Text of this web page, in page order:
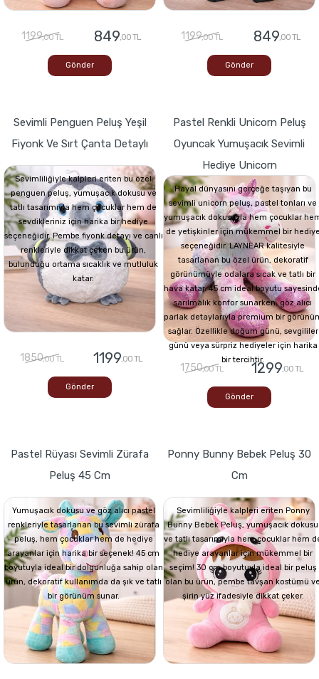
1199,00 TL 849,00 TL
Gönder
1199,00 TL 849,00 TL
Gönder
Sevimli Penguen Peluş Yeşil
Fiyonk Ve Sırt Çanta Detaylı
Sevimliliğiyle kalpleri eriten bu özel
penguen peluş, yumuşacık dokusu ve
tatlı tasarımıyla hem çocuklar hem de
sevdikleriniz için harika bir hediye
seçeneğidir. Pembe fiyonk detayı ve canlı
renkleriyle dikkat çeken bu ürün,
bulunduğu ortama sıcaklık ve mutluluk
katar.
1850,00 TL 1199,00 TL
Gönder
Pastel Renkli Unicorn Peluş
Oyuncak Yumuşacık Sevimli
Hediye Unicorn
Hayal dünyasını gerçeğe taşıyan bu
sevimli unicorn peluş, pastel tonları ve
yumuşacık dokusuyla hem çocuklar
de yetişkinler için mükemmel bir
seçeneğidir. LAYNEAR kalitesiyle
tasarlanan bu özel ürün, dekoratif
görünümüyle odalara sıcak ve tatlı bir
hava katar. 45 cm ideal boyutu
sarılmalık konfor sunarken, göz alıcı
parlak detaylarıyla premium bir
sağlar. Özellikle doğum günü, sevgililer
günü veya sürpriz hediyeler için harika
bir tercihtir.
1750,00 TL 1299,00 TL
Gönder
Pastel Rüyası Sevimli Zürafa
Peluş 45 Cm
Yumuşacık dokusu ve göz alıcı pastel
renkleriyle tasarlanan bu sevimli zürafa
peluş, hem çocuklar hem de hediye
arayanlar için harika bir seçenek! 45 cm
boyutuyla ideal bir dolgunluğa sahip olan
ürün, dekoratif kullanımda da şık ve tatlı
bir görünüm sunar.
Ponny Bunny Bebek Peluş 30
Cm
Sevimliliğiyle kalpleri eriten Ponny
Bunny Bebek Peluş, yumuşacık dokusu
ve tatlı tasarımıyla hem çocuklar hem
hediye arayanlar için mükemmel bir
seçim! 30 cm boyutuyla ideal bir peluş
olan bu ürün, pembe tavşan kostümü
şirin yüz ifadesiyle dikkat çeker.